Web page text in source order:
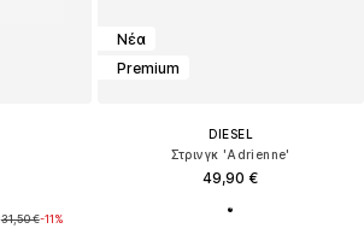
31,50 €-11%
Νέα
Premium
DIESEL
Στρινγκ 'Adrienne'
49,90 €